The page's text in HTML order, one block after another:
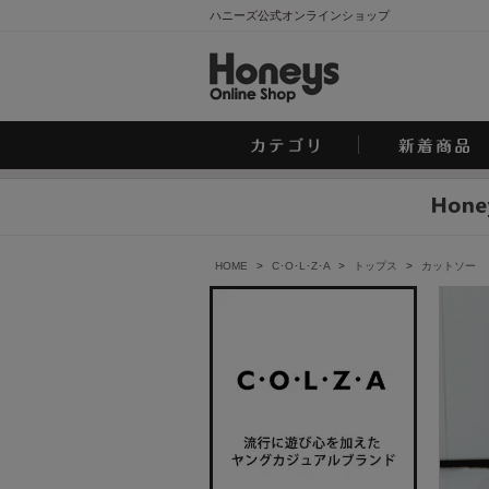
ハニーズ公式オンラインショップ
HOME > C･O･L･Z･A > トップス > カットソー